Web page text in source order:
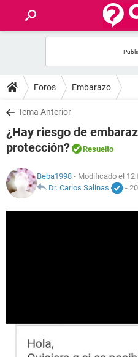
FOROS
SALUD
FAMILIA
NUTRICIÓN
Foros Embarazo
Tema Anterior
¿Hay riesgo de
protección?
Resuelto
Beba1998 - Modificado el 12
Dr. Carlos Salinas
-